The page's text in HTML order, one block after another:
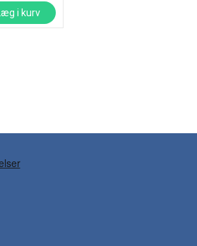
Læg i kurv